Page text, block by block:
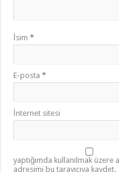
İsim*
E-posta*
İnternet sitesi
yaptığımda kullanılmak
adresimi bu tarayıcıya kaydet.